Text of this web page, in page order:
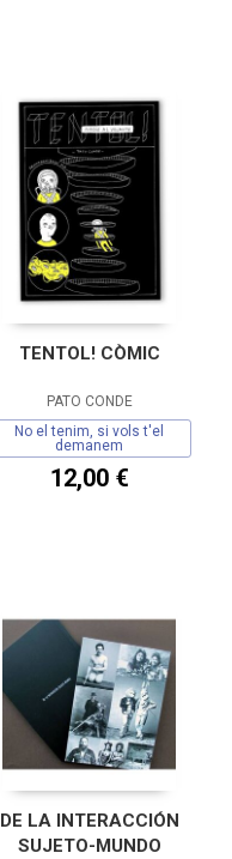
TENTOL! CÒMIC
PATO CONDE
No el tenim, si vols t'el
demanem
12,00 €
DE LA INTERACCIÓN
SUJETO-MUNDO